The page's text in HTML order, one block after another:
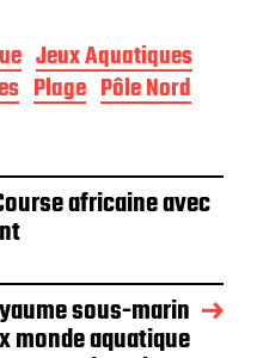
Jeux Aquatiques
Plage Pôle Nord
africaine avec
sous-marin
monde aquatique